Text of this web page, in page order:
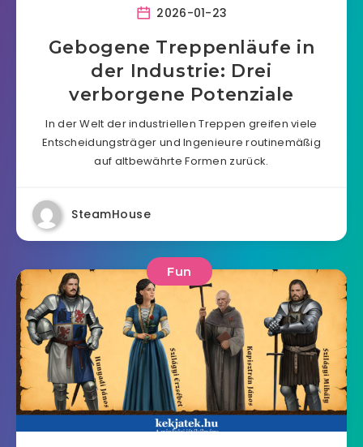
2026-01-23
Gebogene Treppenläufe in
der Industrie: Drei
verborgene Potenziale
In der Welt der industriellen Treppen greifen viele
Entscheidungsträger und Ingenieure routinemäßig
auf altbewährte Formen zurück.
SteamHouse
Fun